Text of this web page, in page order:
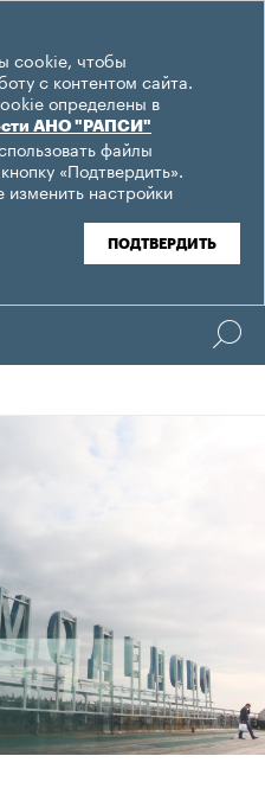
cookie, чтобы
с контентом сайта.
определены в
АНО "РАПСИ"
файлы
«Подтвердить».
настройки
ПОДТВЕРДИТЬ